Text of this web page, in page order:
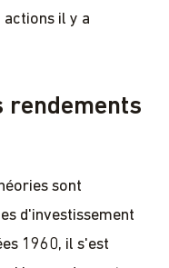
actions il y a
rendements
sont
d'investissement
1960, il s'est